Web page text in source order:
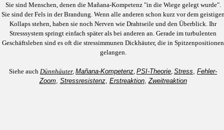
Sie sind Menschen, denen die Mañana-Kompetenz "in die Wiege gelegt wurde".
Sie sind der Fels in der Brandung. Wenn alle anderen schon kurz vor dem
Kollaps stehen, haben sie noch Nerven wie Drahtseile und den Überblick. Ihr
Stresssystem springt einfach später als bei anderen an. Gerade im turbulenten
Geschäftsleben sind es oft die stressimmunen Dickhäuter, die in Spitzenpositionen
gelangen.
Siehe auch Dünnhäuter, Mañana-Kompetenz PSI-Theorie Stress Fehler-
Zoom, Stressresistenz, Erstreaktion, Zweitreaktion